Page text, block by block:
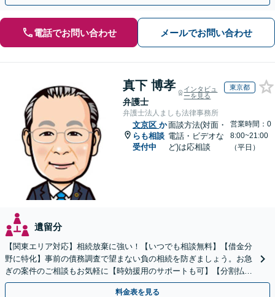
電話でお問い合わせ メールでお問い合わせ
真下 博孝
弁護士
インタビュ
ーを見る
東京都
弁護士法人ましも法律事務所
文京区 か
らも相談
受付中
面談方法(対面・
電話・ビデオな
ど)は応相談
営業時間：0
8:00~21:00
（平日）
遺留分
【関東エリア対応】相続放棄に強い！【いつでも相談無料】【借金分
野に特化】事前の債務調査で望まない負の相続を防ぎましょう。お急
ぎの案件のご相談もお気軽に【時効援用のサポートも可】【分割払い
利用可】【休日電話相談可能】
料金表を見る